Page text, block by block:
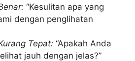
“Kesulitan apa yang
dengan penglihatan
Tepat: “Apakah Anda
jauh dengan jelas?”